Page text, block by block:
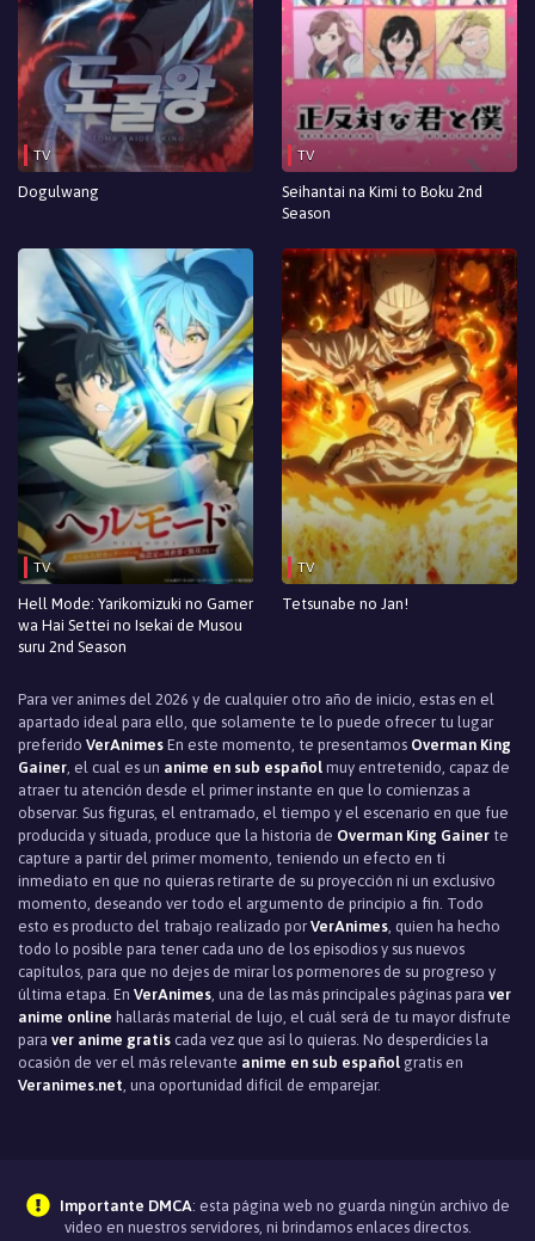
Episodio 6
Episodio 5
Episodio 4
Episodio 3
Episodio 1
TV
Dogulwang
TV
Seihantai na Kimi to Boku 2nd
Season
TV
Hell Mode: Yarikomizuki no Gamer
wa Hai Settei no Isekai de Musou
suru 2nd Season
TV
Tetsunabe no Jan!
Para ver animes del 2026 y de cualquier otro año de inicio, estas en el
apartado ideal para ello, que solamente te lo puede ofrecer tu lugar
preferido VerAnimes En este momento, te presentamos Overman King
Gainer , el cual es un anime en sub español muy entretenido, capaz de
atraer tu atención desde el primer instante en que lo comienzas a
observar. Sus figuras, el entramado, el tiempo y el escenario en que fue
producida y situada, produce que la historia de Overman King Gainer te
capture a partir del primer momento, teniendo un efecto en ti
inmediato en que no quieras retirarte de su proyección ni un exclusivo
momento, deseando ver todo el argumento de principio a fin. Todo
esto es producto del trabajo realizado por VerAnimes , quien ha hecho
todo lo posible para tener cada uno de los episodios y sus nuevos
capítulos, para que no dejes de mirar los pormenores de su progreso y
última etapa. En VerAnimes , una de las más principales páginas para ver
anime online hallarás material de lujo, el cuál será de tu mayor disfrute
para ver anime gratis cada vez que así lo quieras. No desperdicies la
ocasión de ver el más relevante anime en sub español gratis en
Veranimes.net , una oportunidad difícil de emparejar.
Importante DMCA: esta página web no guarda ningún archivo de
video en nuestros servidores, ni brindamos enlaces directos.